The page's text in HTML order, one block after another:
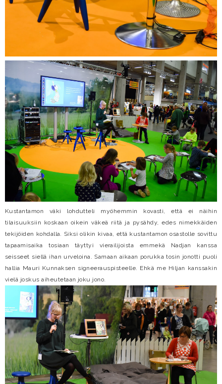
Kustantamon väki lohdutteli myöhemmin kovasti, että ei näihin
tilaisuuksiin koskaan oikein väkeä riitä ja pysähdy, edes nimekkäiden
tekijöiden kohdalla. Siksi olikin kivaa, että kustantamon osastolle sovittu
tapaamisaika tosiaan täyttyi vierailijoista emmekä Nadjan kanssa
seisseet siellä ihan urveloina. Samaan aikaan porukka tosin jonotti puoli
hallia Mauri Kunnaksen signeerauspisteelle. Ehkä me Hiljan kanssakin
vielä joskus aiheutetaan joku jono.